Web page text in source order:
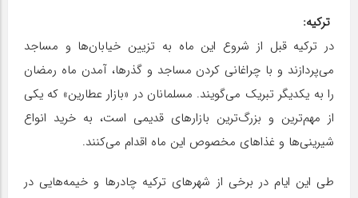
ترکیه:
در ترکیه قبل از شروع این ماه به تزیین خیابان‌ها و مساجد
می‌پردازند و با چراغانی کردن مساجد و گذرها، آمدن ماه رمضان
را به یکدیگر تبریک می‌گویند. مسلمانان در «بازار عطارین» که یکی
از مهم‌ترین و بزرگ‌ترین بازارهای قدیمی است، به خرید انواع
شیرینی‌ها و غذاهای مخصوص این ماه اقدام می‌کنند.
طی این ایام در برخی از شهرهای ترکیه چادرها و خیمه‌هایی در